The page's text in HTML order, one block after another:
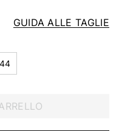
GUIDA ALLE TAGLIE
44